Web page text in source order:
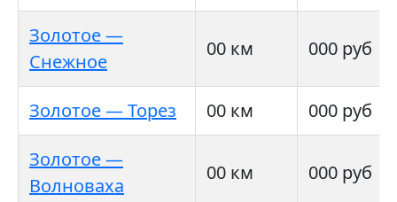
Золотое —
Снежное
00 км 000 руб
Золотое — Торез 00 км 000 руб
Золотое —
Волноваха
00 км 000 руб